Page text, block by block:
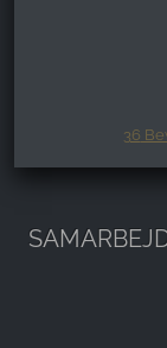
36